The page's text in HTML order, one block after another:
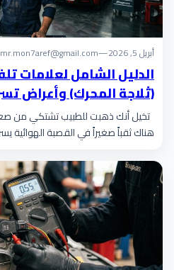
أبريل 5, 2026 —
mr.mon7aref@gmail.com
الدليل الشامل لعلامات
(ثلاجة المحرك) وأعراض
تخيل أنك ذهبت للطبيب تشتكي من
هناك ثقباً صغيراً في القصبة الهوائية